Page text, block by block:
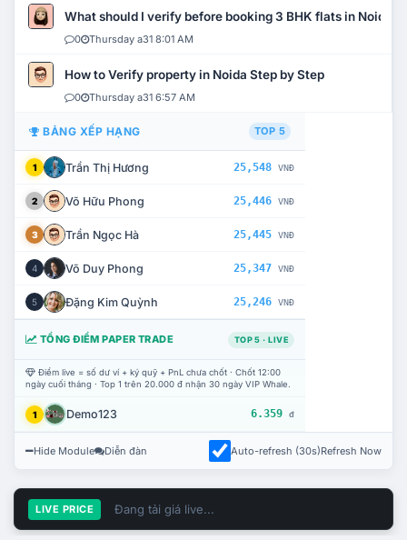
What should I verify before booking 3 BHK flats in Noida?
0 Thursday a31 8:01 AM
How to Verify property in Noida Step by Step
0 Thursday a31 6:57 AM
BẢNG XẾP HẠNG TOP 5
1 Trần Thị Hương 25,548 VNĐ
2 Võ Hữu Phong 25,446 VNĐ
3 Trần Ngọc Hà 25,445 VNĐ
4 Võ Duy Phong 25,347 VNĐ
5 Đặng Kim Quỳnh 25,246 VNĐ
TỔNG ĐIỂM PAPER TRADE TOP 5 · LIVE
Điểm live = số dư ví + ký quỹ + PnL chưa chốt · Chốt 12:00
ngày cuối tháng · Top 1 trên 20.000 đ nhận 30 ngày VIP Whale.
1 Demo123 6.359 đ
Hide Module Diễn đàn Auto-refresh (30s)Refresh Now
LIVE PRICE Đang tải giá live...